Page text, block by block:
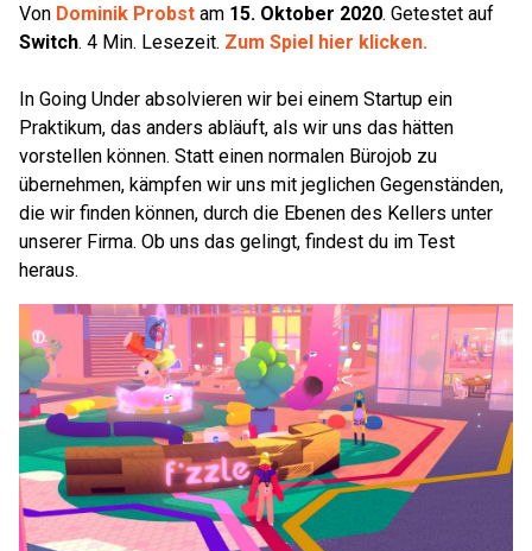
Von Dominik Probst am 15. Oktober 2020. Getestet auf
Switch. 4 Min. Lesezeit. Zum Spiel hier klicken.
In Going Under absolvieren wir bei einem Startup ein
Praktikum, das anders abläuft, als wir uns das hätten
vorstellen können. Statt einen normalen Bürojob zu
übernehmen, kämpfen wir uns mit jeglichen Gegenständen,
die wir finden können, durch die Ebenen des Kellers unter
unserer Firma. Ob uns das gelingt, findest du im Test
heraus.